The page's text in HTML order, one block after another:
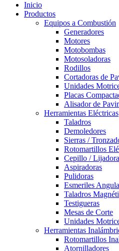
Inicio
Productos
Equipos a Combustión
Generadores
Motores
Motobombas
Motosoladoras
Rodillos
Cortadoras de
Unidades
Placas
Alisador de
Herramientas Eléctricas
Taladros
Demoledores
Sierras /
Rotomartillos
Cepillo / Lijadora
Aspiradoras
Pulidoras
Esmeriles
Taladros
Testigueras
Mesas de Corte
Unidades
Herramientas
Rotomartillos
Atornilladores